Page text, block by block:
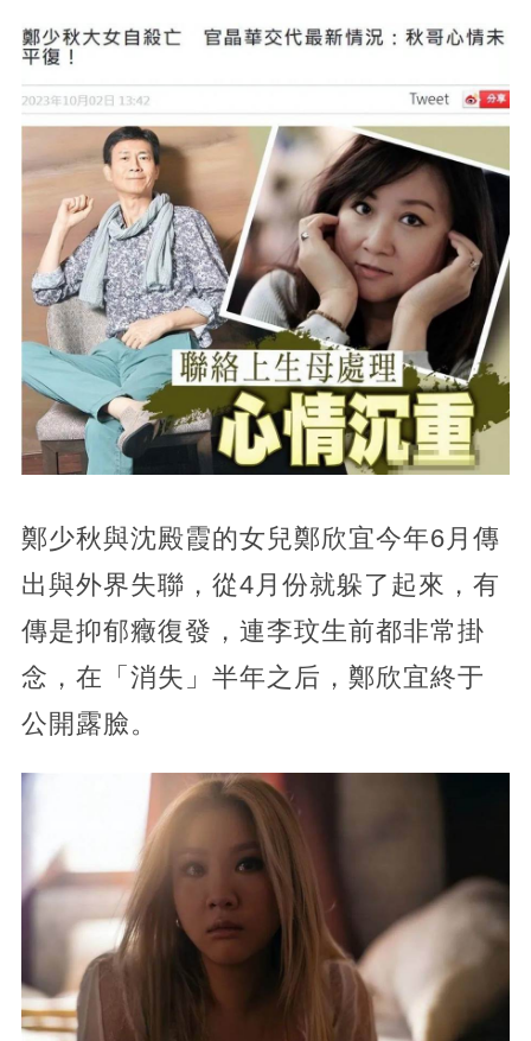
鄭少秋與沈殿霞的女兒鄭欣宜今年6月傳
出與外界失聯，從4月份就躲了起來，有
傳是抑郁癥復發，連李玟生前都非常掛
念，在「消失」半年之后，鄭欣宜終于
公開露臉。